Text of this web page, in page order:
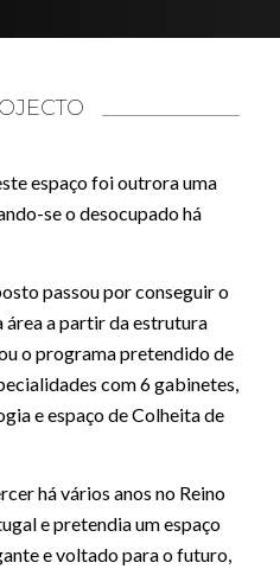
espaço foi outrora uma
se o desocupado há
passou por conseguir o
a partir da estrutura
o programa pretendido de
com 6 gabinetes,
e espaço de Colheita de
há vários anos no Reino
e pretendia um espaço
e voltado para o futuro,